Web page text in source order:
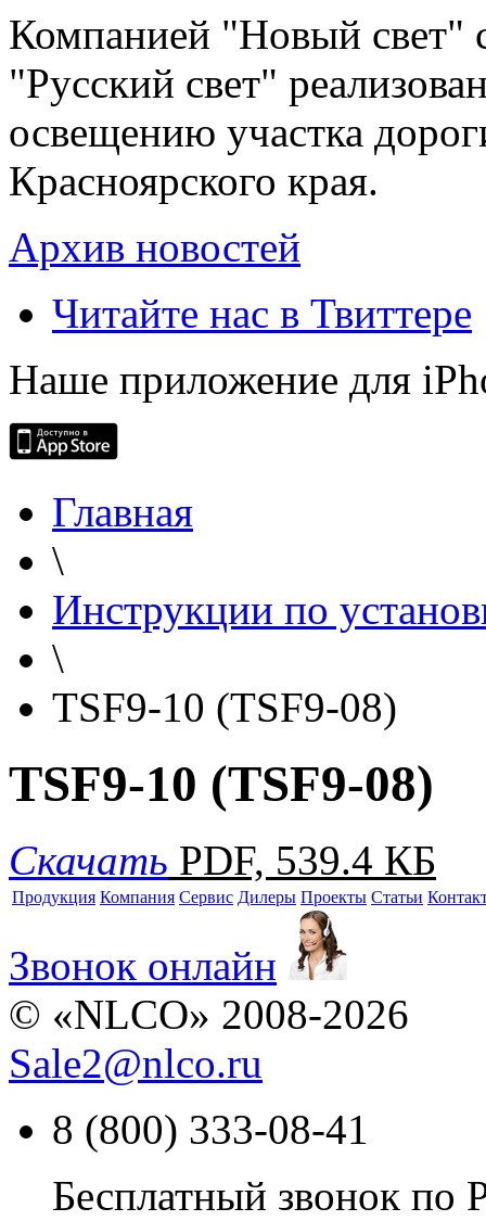
Компанией "Новый свет"
"Русский свет"
освещению участка
Красноярского края.
Архив новостей
Читайте нас в Твиттере
Наше приложение для
Главная
\
Инструкции по
\
TSF9-10 (TSF9-08)
TSF9-10 (TSF9-08)
Скачать PDF, 539.4 КБ
Продукция Компания Сервис Дилеры Проекты Статьи
Звонок онлайн
© «NLCO» 2008-2026
Sale2@nlco.ru
8 (800) 333-08-41
Бесплатный звонок по